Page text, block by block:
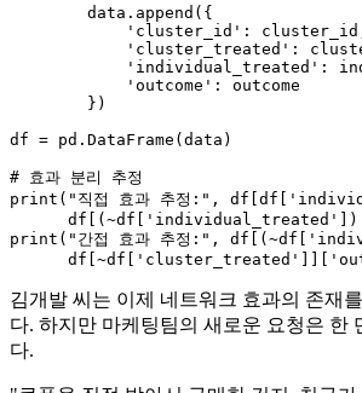
        data.append({
'cluster_id' :
'cluster_treated' :
'individual_treated' :
'outcome' : outcome
        })
df = pd.DataFrame(data)
# 효과 분리 추정
print ( "직접 효과 추정:" , df[df[
      df[(~df[
'individual_treated'
print ( "간접 효과 추정:" , df[(~df[
      df[~df[
'cluster_treated'
김개발 씨는 이제 네트워크 효과의 존재
다. 하지만 마케팅팀의 새로운 요청은 한
다.